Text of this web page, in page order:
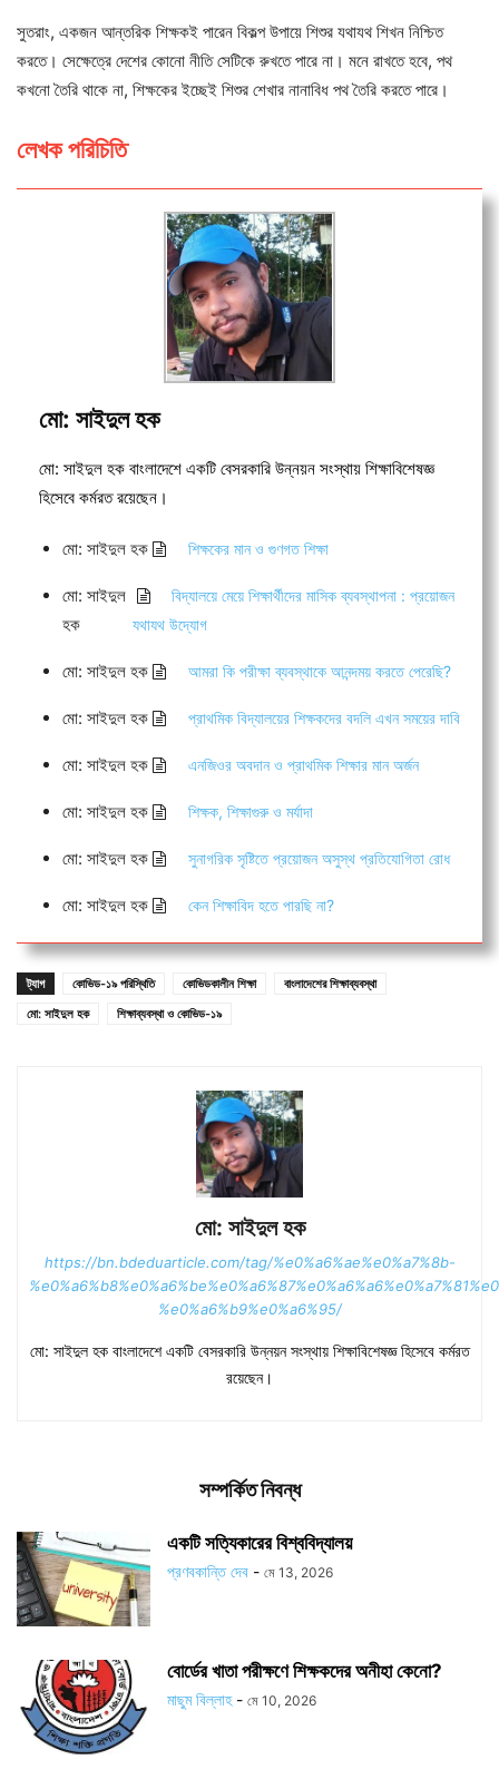
সুতরাং, একজন আন্তরিক শিক্ষকই পারেন বিকল্প উপায়ে শিশুর যথাযথ শিখন নিশ্চিত
করতে। সেক্ষেত্রে দেশের কোনো নীতি সেটিকে রুখতে পারে না। মনে রাখতে হবে, পথ
কখনো তৈরি থাকে না, শিক্ষকের ইচ্ছেই শিশুর শেখার নানাবিধ পথ তৈরি করতে পারে।
লেখক পরিচিতি
মো: সাইদুল হক
মো: সাইদুল হক বাংলাদেশে একটি বেসরকারি উন্নয়ন সংস্থায় শিক্ষাবিশেষজ্ঞ
হিসেবে কর্মরত রয়েছেন।
মো: সাইদুল হক শিক্ষকের মান ও গুণগত শিক্ষা
মো: সাইদুল
হক
বিদ্যালয়ে মেয়ে শিক্ষার্থীদের মাসিক ব্যবস্থাপনা : প্রয়োজন
যথাযথ উদ্যোগ
মো: সাইদুল হক আমরা কি পরীক্ষা ব্যবস্থাকে আনন্দময় করতে পেরেছি?
মো: সাইদুল হক প্রাথমিক বিদ্যালয়ের শিক্ষকদের বদলি এখন সময়ের দাবি
মো: সাইদুল হক এনজিওর অবদান ও প্রাথমিক শিক্ষার মান অর্জন
মো: সাইদুল হক শিক্ষক, শিক্ষাগুরু ও মর্যাদা
মো: সাইদুল হক সুনাগরিক সৃষ্টিতে প্রয়োজন অসুস্থ প্রতিযোগিতা রোধ
মো: সাইদুল হক কেন শিক্ষাবিদ হতে পারছি না?
ট্যাগ কোভিড-১৯ পরিস্থিতি কোভিডকালীন শিক্ষা
বাংলাদেশের শিক্ষাব্যবস্থা
মো: সাইদুল হক
শিক্ষাব্যবস্থা ও কোভিড-১৯
মো: সাইদুল হক
https://bn.bdeduarticle.com/tag/%e0%a6%ae%e0%a7%8b-
%e0%a6%b9%e0%a6%95/
মো: সাইদুল হক বাংলাদেশে একটি বেসরকারি উন্নয়ন সংস্থায় শিক্ষাবিশেষজ্ঞ হিসেবে কর্মরত
রয়েছেন।
সম্পর্কিত নিবন্ধ
একটি সত্যিকারের বিশ্ববিদ্যালয়
প্রণবকান্তি দেব - মে 13, 2026
বোর্ডের খাতা পরীক্ষণে শিক্ষকদের অনীহা কেনো?
মাছুম বিল্লাহ - মে 10, 2026